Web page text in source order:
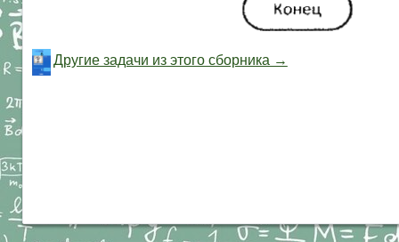
Другие задачи из этого сборника →